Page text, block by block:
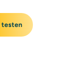
testen